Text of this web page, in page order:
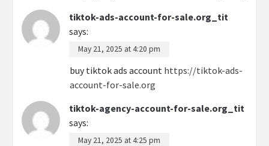
tiktok-ads-account-for-sale.org_tit
says:
May 21, 2025 at 4:20 pm
buy tiktok ads account https://tiktok-ads-
account-for-sale.org
tiktok-agency-account-for-sale.org_tit
says:
May 21, 2025 at 4:25 pm